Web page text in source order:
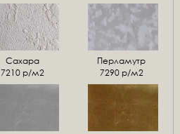
Сахара
7210 р/м2
Перламутр
7290 р/м2